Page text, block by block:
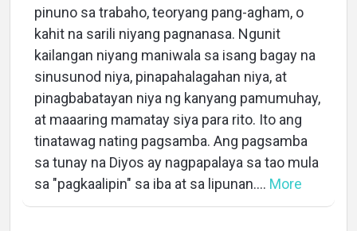
About
Languages
pinuno sa trabaho, teoryang pang-agham, o
kahit na sarili niyang pagnanasa. Ngunit
kailangan niyang maniwala sa isang bagay na
sinusunod niya, pinapahalagahan niya, at
pinagbabatayan niya ng kanyang pamumuhay,
at maaaring mamatay siya para rito. Ito ang
tinatawag nating pagsamba. Ang pagsamba
sa tunay na Diyos ay nagpapalaya sa tao mula
sa "pagkaalipin" sa iba at sa lipunan.... More